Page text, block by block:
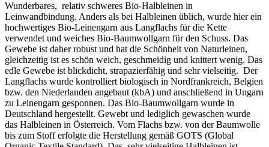
Wunderbares, relativ schweres Bio-Halbleinen in
Leinwandbindung. Anders als bei Halbleinen üblich, wurde hier ein
hochwertiges Bio-Leinengarn aus Langflachs für die Kette
verwendet und weiches Bio-Baumwollgarn für den Schuss. Das
Gewebe ist daher robust und hat die Schönheit von Naturleinen,
gleichzeitig ist es schön weich, geschmeidig und knittert wenig. Das
edle Gewebe ist blickdicht, strapazierfähig und sehr vielseitig. Der
Langflachs wurde kontrolliert biologisch in Nordfrankreich, Belgien
bzw. den Niederlanden angebaut (kbA) und anschließend in Ungarn
zu Leinengarn gesponnen. Das Bio-Baumwollgarn wurde in
Deutschland hergestellt. Gewebt und lediglich gewaschen wurde
das Halbleinen in Österreich. Vom Flachs bzw. von der Baumwolle
bis zum Stoff erfolgte die Herstellung gemäß GOTS (Global